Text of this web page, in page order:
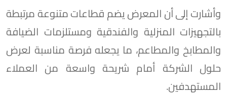
وأشارت إلى أن المعرض يضم قطاعات متنوعة مرتبطة
بالتجهيزات المنزلية والفندقية ومستلزمات الضيافة
والمطابخ والمطاعم، ما يجعله فرصة مناسبة لعرض
حلول الشركة أمام شريحة واسعة من العملاء
المستهدفين.